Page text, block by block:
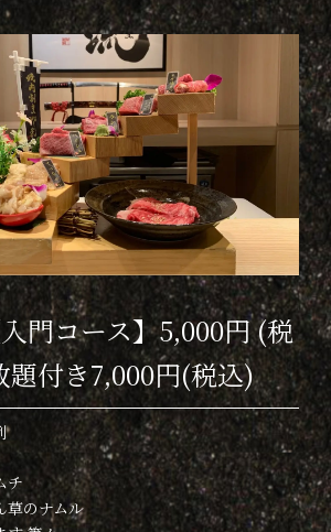
門コース】5,000円 (税
題付き7,000円(税込)
ナムル